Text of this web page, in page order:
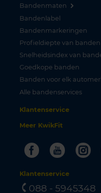
Bandenmaten
Bandenlabel
Bandenmarkeringen
Profieldiepte van banden
Snelheidsindex van
Goedkope banden
Banden voor elk
Alle bandenservices
Klantenservice
Meer KwikFit
Facebook
Klantenservice
088 - 5945348